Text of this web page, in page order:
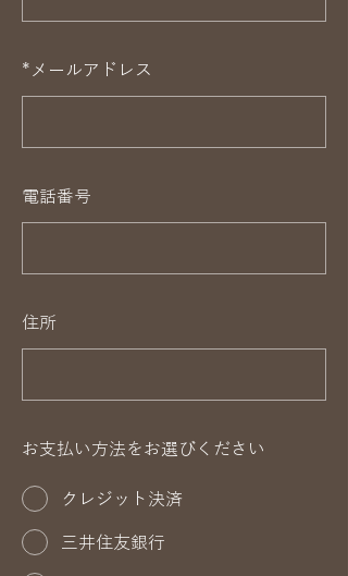
* メールアドレス
電話番号
住所
お支払い方法をお選びください
クレジット決済
三井住友銀行